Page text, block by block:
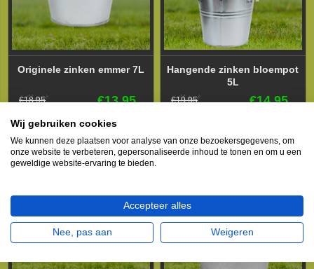
Originele zinken emmer 7L
€13,95
€18,95
IN WINKELWAGEN
Hangende zinken bloempot
5L
€14,95
€19,95
Wij gebruiken cookies
We kunnen deze plaatsen voor analyse van onze bezoekersgegevens, om
onze website te verbeteren, gepersonaliseerde inhoud te tonen en om u een
geweldige website-ervaring te bieden.
Accepteer alles
Nee, pas aan Weigeren